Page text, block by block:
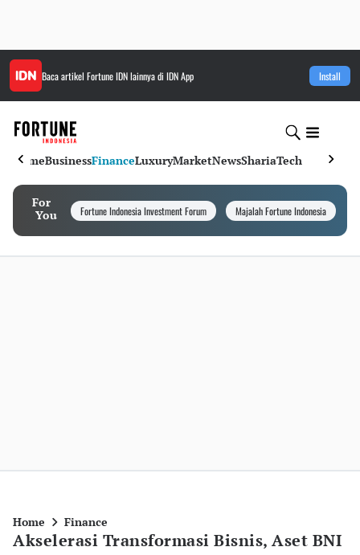
Baca artikel Fortune IDNlainnya di IDN App Install
HomeBusinessFinanceLuxuryMarketNewsShariaTech
For
You
Fortune Indonesia Investment Forum Majalah Fortune Indonesia
Home Finance
Akselerasi Transformasi Bisnis, Aset BNI